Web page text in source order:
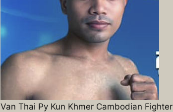
Van Thai Py Kun Khmer Cambodian Fighter